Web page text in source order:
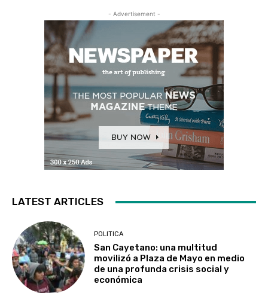
- Advertisement -
LATEST ARTICLES
POLITICA
San Cayetano: una multitud
movilizó a Plaza de Mayo en medio
de una profunda crisis social y
económica